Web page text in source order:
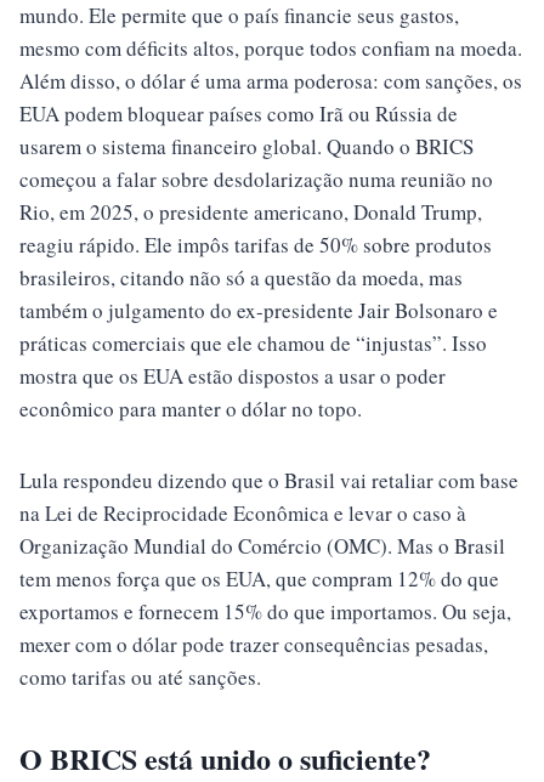
mundo. Ele permite que o país financie seus gastos,
mesmo com déficits altos, porque todos confiam na moeda.
Além disso, o dólar é uma arma poderosa: com sanções, os
EUA podem bloquear países como Irã ou Rússia de
usarem o sistema financeiro global. Quando o BRICS
começou a falar sobre desdolarização numa reunião no
Rio, em 2025, o presidente americano, Donald Trump,
reagiu rápido. Ele impôs tarifas de 50% sobre produtos
brasileiros, citando não só a questão da moeda, mas
também o julgamento do ex-presidente Jair Bolsonaro e
práticas comerciais que ele chamou de “injustas”. Isso
mostra que os EUA estão dispostos a usar o poder
econômico para manter o dólar no topo.
Lula respondeu dizendo que o Brasil vai retaliar com base
na Lei de Reciprocidade Econômica e levar o caso à
Organização Mundial do Comércio (OMC). Mas o Brasil
tem menos força que os EUA, que compram 12% do que
exportamos e fornecem 15% do que importamos. Ou seja,
mexer com o dólar pode trazer consequências pesadas,
como tarifas ou até sanções.
O BRICS está unido o suficiente?